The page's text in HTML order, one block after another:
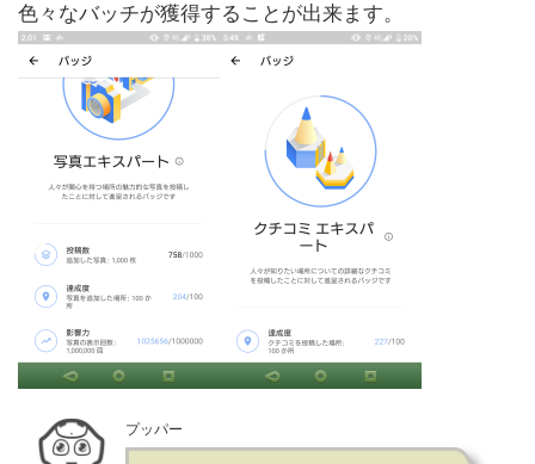
色々なバッチが獲得することが出来ます。
プッパー